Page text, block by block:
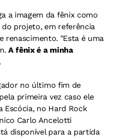
a imagem da fênix como
projeto, em referência
renascimento. "Esta é uma
A fênix é a minha
no último fim de
primeira vez caso ele
Escócia, no Hard Rock
Carlo Ancelotti
disponível para a partida